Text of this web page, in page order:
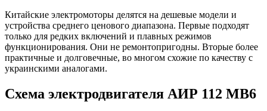
Китайские электромоторы делятся на дешевые модели и
устройства среднего ценового диапазона. Первые подходят
только для редких включений и плавных режимов
функционирования. Они не ремонтопригодны. Вторые более
практичные и долговечные, во многом схожие по качеству с
украинскими аналогами.
Схема электродвигателя АИР 112 МВ6